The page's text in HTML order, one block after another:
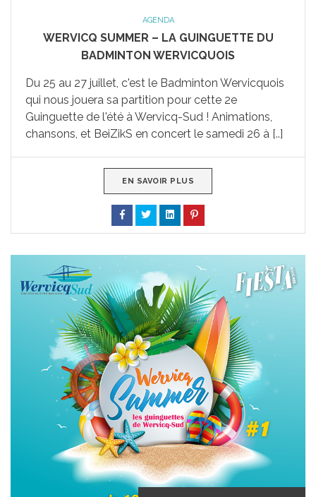
AGENDA
WERVICQ SUMMER – LA GUINGUETTE DU
BADMINTON WERVICQUOIS
Du 25 au 27 juillet, c'est le Badminton Wervicquois
qui nous jouera sa partition pour cette 2e
Guinguette de l'été à Wervicq-Sud ! Animations,
chansons, et BeiZikS en concert le samedi 26 à [..]
EN SAVOIR PLUS